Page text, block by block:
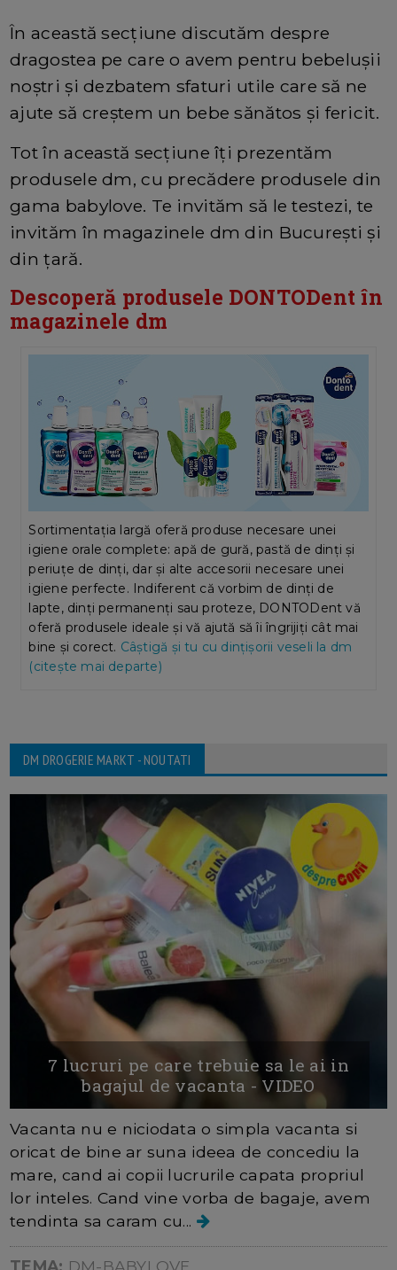
În această secțiune discutăm despre
dragostea pe care o avem pentru bebelușii
noștri și dezbatem sfaturi utile care să ne
ajute să creștem un bebe sănătos și fericit.
Tot în această secțiune îți prezentăm
produsele dm, cu precădere produsele din
gama babylove. Te invităm să le testezi, te
invităm în magazinele dm din București și
din țară.
Descoperă produsele DONTODent în
magazinele dm
Sortimentația largă oferă produse necesare unei
igiene orale complete: apă de gură, pastă de dinți și
periuțe de dinți, dar și alte accesorii necesare unei
igiene perfecte. Indiferent că vorbim de dinți de
lapte, dinți permanenți sau proteze, DONTODent vă
oferă produsele ideale și vă ajută să îi îngrijiți cât mai
bine și corect. Câștigă și tu cu dințișorii veseli la dm
(citește mai departe)
DM DROGERIE MARKT - NOUTATI
7 lucruri pe care trebuie sa le ai in
bagajul de vacanta - VIDEO
Vacanta nu e niciodata o simpla vacanta si
oricat de bine ar suna ideea de concediu la
mare, cand ai copii lucrurile capata propriul
lor inteles. Cand vine vorba de bagaje, avem
tendinta sa caram cu...
TEMA: DM-BABYLOVE